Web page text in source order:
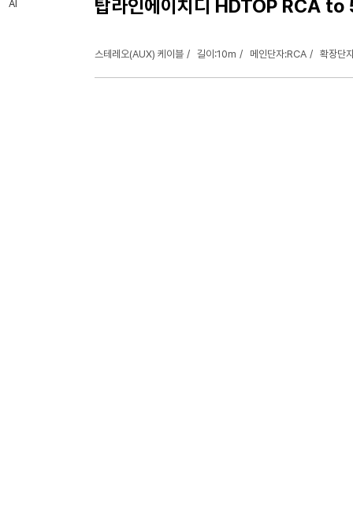
탑라인에이치디 HDTOP RCA
스테레오(AUX) 케이블 길이:10m 메인단자:RCA 확장단